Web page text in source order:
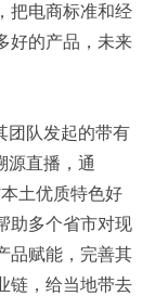
把电商标准和经
好的产品，未来
团队发起的带有
源直播，通
土优质特色好
助多个省市对现
品赋能，完善其
链，给当地带去